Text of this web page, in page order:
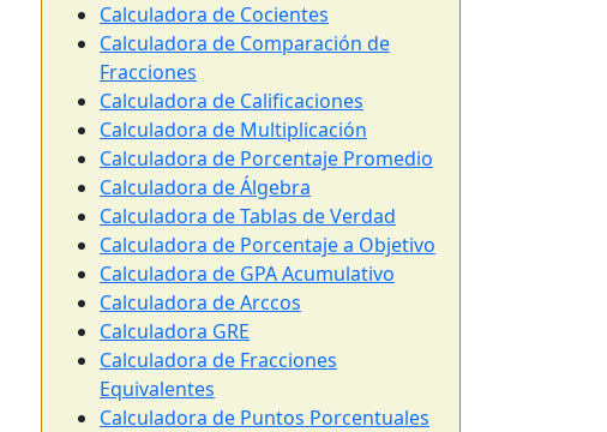
Calculadora de Cocientes
Calculadora de Comparación de
Fracciones
Calculadora de Calificaciones
Calculadora de Multiplicación
Calculadora de Porcentaje Promedio
Calculadora de Álgebra
Calculadora de Tablas de Verdad
Calculadora de Porcentaje a Objetivo
Calculadora de GPA Acumulativo
Calculadora de Arccos
Calculadora GRE
Calculadora de Fracciones
Equivalentes
Calculadora de Puntos Porcentuales